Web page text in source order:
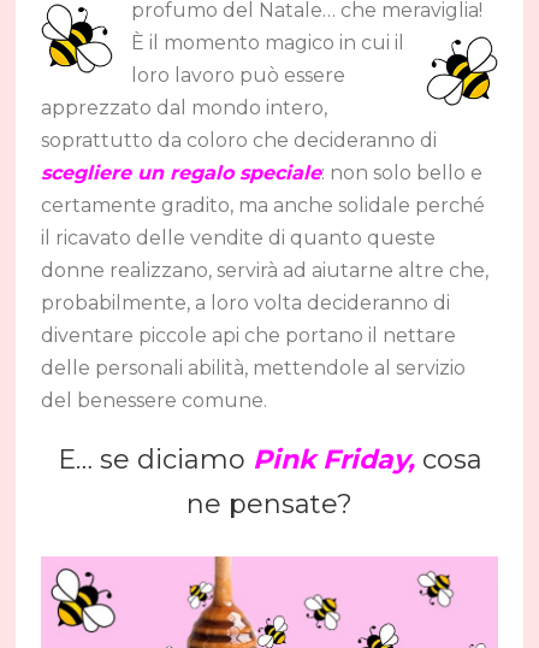
profumo del Natale… che meraviglia!
È il momento magico in cui il
loro lavoro può essere
apprezzato dal mondo intero,
soprattutto da coloro che decideranno di
scegliere un regalo speciale: non solo bello e
certamente gradito, ma anche solidale perché
il ricavato delle vendite di quanto queste
donne realizzano, servirà ad aiutarne altre che,
probabilmente, a loro volta decideranno di
diventare piccole api che portano il nettare
delle personali abilità, mettendole al servizio
del benessere comune.
E… se diciamo Pink Friday,cosa
ne pensate?